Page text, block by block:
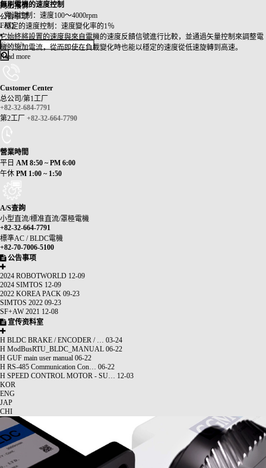
网上报价
公告事项
FAQ
無刷電機的速度控制
- 寬速控制：速度100〜4000rpm
- 穩定的速度控制：速度變化率的1％
它始終將設置的速度與來自電機的速度反饋信號進行比較，並通過矢量控制來調整電
機的施加電流，從而即使在負載變化時也能以穩定的速度從低速旋轉到高速。
Read more
Customer Center
总公司/第1工厂
+82-32-684-7791
第2工厂 +82-32-664-7790
營業時間
平日 AM 8:50 ~ PM 6:00
午休 PM 1:00 ~ 1:50
A/S查詢
小型直流/標准直流/罩極電機
+82-32-664-7791
標準AC / BLDC電機
+82-70-7006-5100
公告事项
2024 ROBOTWORLD 12-09
2024 SIMTOS 12-09
2022 KOREA PACK 09-23
SIMTOS 2022 09-23
SF+AW 2021 12-08
宣传资料室
H BLDC BRAKE / ENCODER / … 03-24
H ModBusRTU_BLDC_MANUAL 06-22
H GUF main user manual 06-22
H RS-485 Communication Con… 06-22
H SPEED CONTROL MOTOR - SU… 12-03
KOR
ENG
JAP
CHI